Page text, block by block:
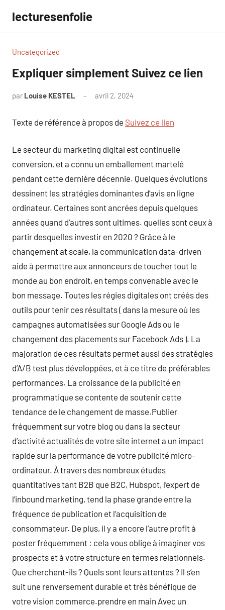
contenu
lecturesenfolie
Uncategorized
Expliquer simplement Suivez ce lien
par Louise KESTEL avril 2, 2024
Texte de référence à propos de Suivez ce lien
Le secteur du marketing digital est continuelle
conversion, et a connu un emballement martelé
pendant cette dernière décennie. Quelques évolutions
dessinent les stratégies dominantes d’avis en ligne
ordinateur. Certaines sont ancrées depuis quelques
années quand d’autres sont ultimes. quelles sont ceux à
partir desquelles investir en 2020 ? Grâce à le
changement at scale, la communication data-driven
aide à permettre aux annonceurs de toucher tout le
monde au bon endroit, en temps convenable avec le
bon message. Toutes les régies digitales ont créés des
outils pour tenir ces résultats ( dans la mesure où les
campagnes automatisées sur Google Ads ou le
changement des placements sur Facebook Ads ). La
majoration de ces résultats permet aussi des stratégies
d’A/B test plus développées, et à ce titre de préférables
performances. La croissance de la publicité en
programmatique se contente de soutenir cette
tendance de le changement de masse.Publier
fréquemment sur votre blog ou dans la secteur
d’activité actualités de votre site internet a un impact
rapide sur la performance de votre publicité micro-
ordinateur. À travers des nombreux études
quantitatives tant B2B que B2C, Hubspot, l’expert de
l’inbound marketing, tend la phase grande entre la
fréquence de publication et l’acquisition de
consommateur. De plus, il y a encore l’autre profit à
poster fréquemment : cela vous oblige à imaginer vos
prospects et à votre structure en termes relationnels.
Que cherchent-ils ? Quels sont leurs attentes ? Il s’en
suit une renversement durable et très bénéfique de
votre vision commerce.prendre en main Avec un